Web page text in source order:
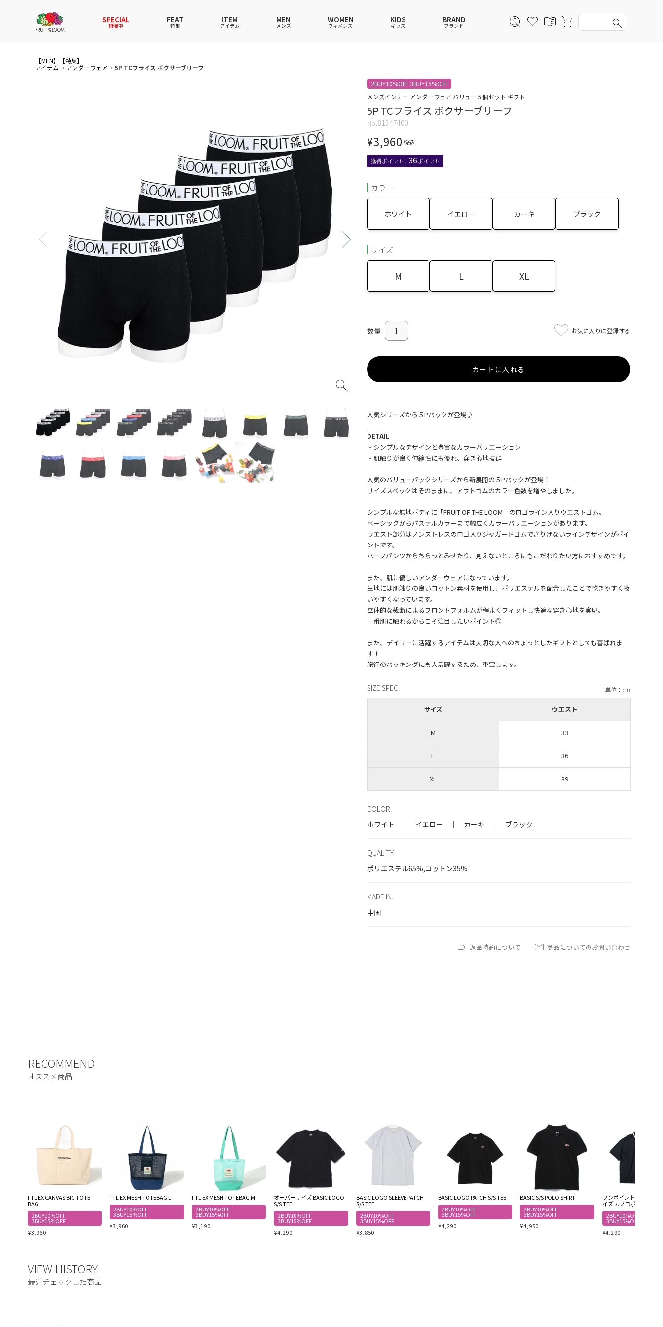
SPECIAL
開催中
FEAT
特集
ITEM
アイテム
全てのアイテム
ポロシャツ
スカート
ルームウェア
アンダーウェアMEN
レイングッズ
MEN
メンズ
全てのメンズ アイテム
ポロシャツ
セットアップ
その他ウェア
ソックス
レイングッズ
WOMEN
ウィメンズ
全てのウィメンズ
ポロシャツ
スカート
ルームウェア
アンダーウェア
KIDS
キッズ
全てのキッズ
ポロシャツ
スカート
ルームウェア
アンダーウェア
BRAND
ブランド
【MEN】
【特集】
アイテム
アンダーウェア
5P TCフライス ボクサーブリーフ
2BUY10%OFF 3BUY15%OFF
メンズインナー アンダーウェア バリュー５個セット ギフト
5P TCフライス ボクサーブリーフ
81347400
¥3,960 税込
36
カラー
ホワイト イエロー カーキ ブラック
サイズ
M L XL
お気に入りに登録する
カートに入れる
人気シリーズから５Pパックが登場♪
DETAIL
・シンプルなデザインと豊富なカラーバリエーション
・肌触りが良く伸縮性にも優れ、穿き心地抜群
人気のバリューパックシリーズから新展開の５Pパックが登場！
サイズスペックはそのままに、アウトゴムのカラー色数を増やしました。
シンプルな無地ボディに「FRUIT OF THE LOOM」のロゴライン入りウエストゴム。
ベーシックからパステルカラーまで幅広くカラーバリエーションがあります。
ウエスト部分はノンストレスのロゴ入りジャガードゴムでさりげないラインデザインがポイ
ントです。
ハーフパンツからちらっとみせたり、見えないところにもこだわりたい方におすすめです。
また、肌に優しいアンダーウェアになっています。
生地には肌触りの良いコットン素材を使用し、ポリエステルを配合したことで乾きやすく扱
いやすくなっています。
立体的な裁断によるフロントフォルムが程よくフィットし快適な穿き心地を実現。
一番肌に触れるからこそ注目したいポイント◎
また、デイリーに活躍するアイテムは大切な人へのちょっとしたギフトとしても喜ばれま
す！
SIZE SPEC.
サイズ ウエスト
M 33
L 36
XL 39
COLOR.
ホワイト ｜ イエロー ｜ カーキ ｜ ブラック
QUALITY.
ポリエステル65%,コットン35%
MADE IN.
中国
返品特約について 商品についてのお問い合わせ
FTL EX CANVAS BIG TOTE
BAG
2BUY10%OFF
3BUY15%OFF
¥3,960
FTL EX MESH TOTEBAG L
2BUY10%OFF
3BUY15%OFF
¥3,960
FTL EX MESH TOTEBAG M
2BUY10%OFF
3BUY15%OFF
¥3,190
オーバーサイズ BASIC LOGO
S/S TEE
2BUY10%OFF
3BUY15%OFF
¥4,290
BASIC LOGO SLEEVE PATCH
S/S TEE
2BUY10%OFF
3BUY15%OFF
¥3,850
BASIC LOGO PATCH S/S TEE
2BUY10%OFF
3BUY15%OFF
¥4,290
BASIC S/S POLO SHIRT
2BUY10%OFF
3BUY15%OFF
¥4,950
ワンポイント刺繍 オー
イズ カノコポロシャツ
2BUY10%OFF
3BUY15%OFF
¥4,290